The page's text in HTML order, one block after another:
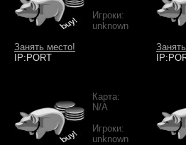
Игроки:
unknown
Занять место!
IP:PORT
Карта:
N/A
Игроки:
unknown